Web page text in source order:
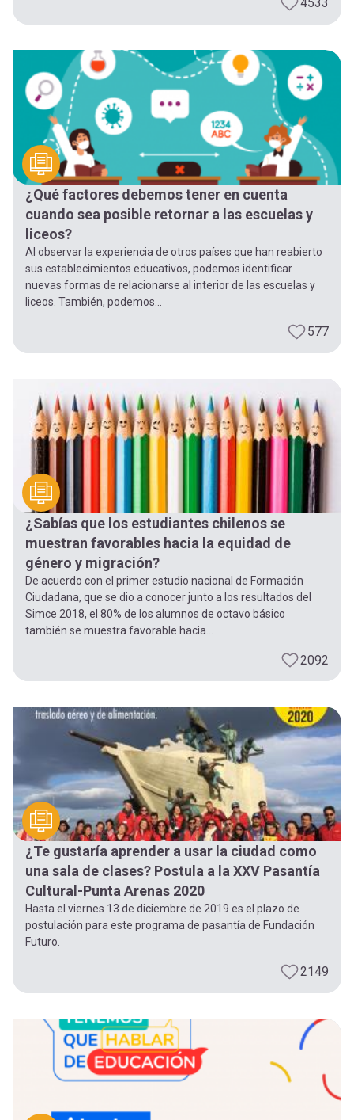
¿Qué factores debemos tener en cuenta
cuando sea posible retornar a las escuelas y
liceos?
Al observar la experiencia de otros países que han reabierto
sus establecimientos educativos, podemos identificar
nuevas formas de relacionarse al interior de las escuelas y
liceos. También, podemos...
577
¿Sabías que los estudiantes chilenos se
muestran favorables hacia la equidad de
género y migración?
De acuerdo con el primer estudio nacional de Formación
Ciudadana, que se dio a conocer junto a los resultados del
Simce 2018, el 80% de los alumnos de octavo básico
también se muestra favorable hacia...
2092
¿Te gustaría aprender a usar la ciudad como
una sala de clases? Postula a la XXV Pasantía
Cultural-Punta Arenas 2020
Hasta el viernes 13 de diciembre de 2019 es el plazo de
postulación para este programa de pasantía de Fundación
Futuro.
2149